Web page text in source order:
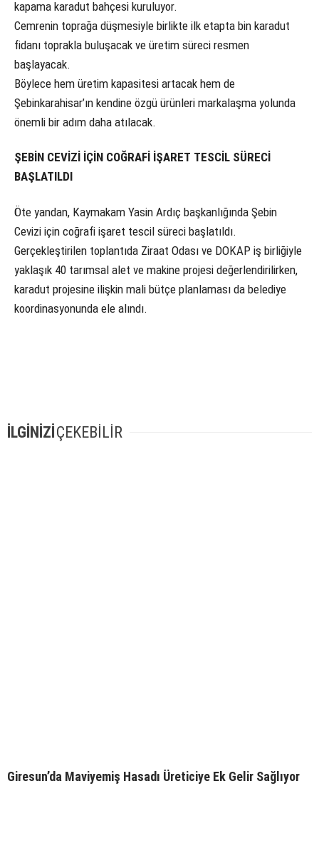
kapama karadut bahçesi kuruluyor.
Cemrenin toprağa düşmesiyle birlikte ilk etapta bin karadut
fidanı toprakla buluşacak ve üretim süreci resmen
başlayacak.
Böylece hem üretim kapasitesi artacak hem de
Şebinkarahisar’ın kendine özgü ürünleri markalaşma yolunda
önemli bir adım daha atılacak.
ŞEBİN CEVİZİ İÇİN COĞRAFİ İŞARET TESCİL SÜRECİ
BAŞLATILDI
Öte yandan, Kaymakam Yasin Ardıç başkanlığında Şebin
Cevizi için coğrafi işaret tescil süreci başlatıldı.
Gerçekleştirilen toplantıda Ziraat Odası ve DOKAP iş birliğiyle
yaklaşık 40 tarımsal alet ve makine projesi değerlendirilirken,
karadut projesine ilişkin mali bütçe planlaması da belediye
koordinasyonunda ele alındı.
İLGİNİZİÇEKEBİLİR
Giresun’da Maviyemiş Hasadı Üreticiye Ek Gelir Sağlıyor